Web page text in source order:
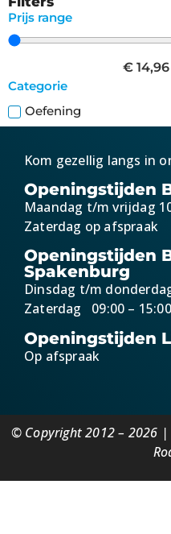
Prijs range
€ 14,96
Categorie
Oefening
Kom gezellig langs in
Openingstijden
Maandag t/m vrijdag
Zaterdag op afspraak
Openingstijden
Spakenburg
Dinsdag t/m
Zaterdag 09:00 – 15:00
Openingstijden
Op afspraak
© Copyright 2012 – 2026